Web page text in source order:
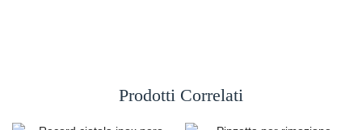
Prodotti Correlati